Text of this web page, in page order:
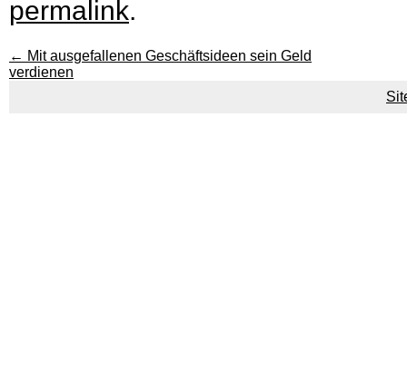
permalink.
← Mit ausgefallenen Geschäftsideen sein Geld
verdienen